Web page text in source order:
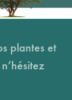
plantes et